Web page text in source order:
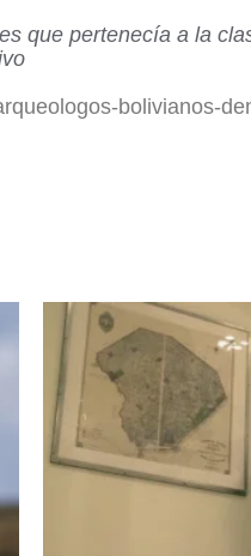
que pertenecía a la
bolivianos-